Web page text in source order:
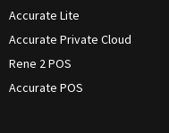
Accurate Lite
Accurate Private Cloud
Rene 2 POS
Accurate POS